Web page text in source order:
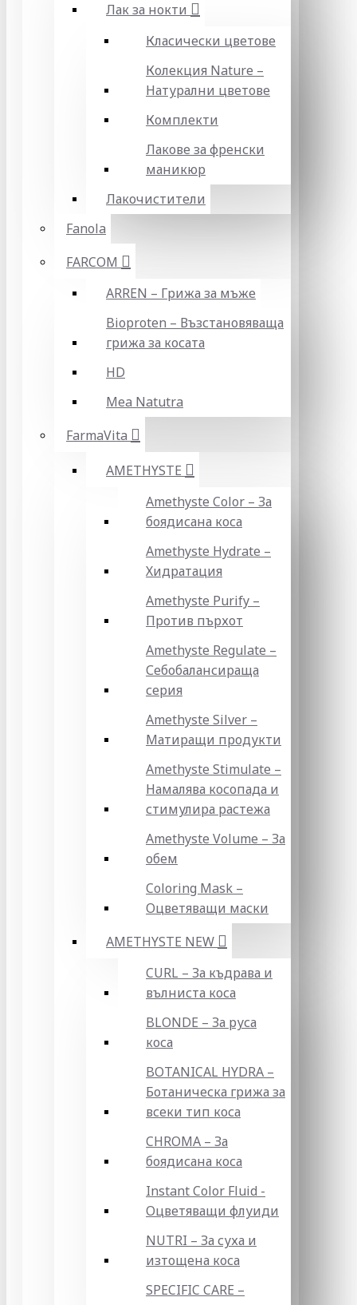
Лак за нокти
Класически цветове
Колекция Nature –
Натурални цветове
Комплекти
Лакове за френски
маникюр
Лакочистители
Fanola
FARCOM
ARREN – Грижа за мъже
Bioproten – Възстановяваща
грижа за косата
HD
Mea Natutra
FarmaVita
AMETHYSTE
Amethyste Color – За
боядисана коса
Amethyste Hydrate –
Хидратация
Amethyste Purify –
Против пърхот
Amethyste Regulate –
Себобалансираща
серия
Amethyste Silver –
Матиращи продукти
Amethyste Stimulate –
Намалява косопада и
стимулира растежа
Amethyste Volume – За
обем
Coloring Mask –
Оцветяващи маски
AMETHYSTE NEW
CURL – За къдрава и
вълниста коса
BLONDE – За руса
коса
BOTANICAL HYDRA –
Ботаническа грижа за
всеки тип коса
CHROMA – За
боядисана коса
Instant Color Fluid -
Оцветяващи флуиди
NUTRI – За суха и
изтощена коса
SPECIFIC CARE –